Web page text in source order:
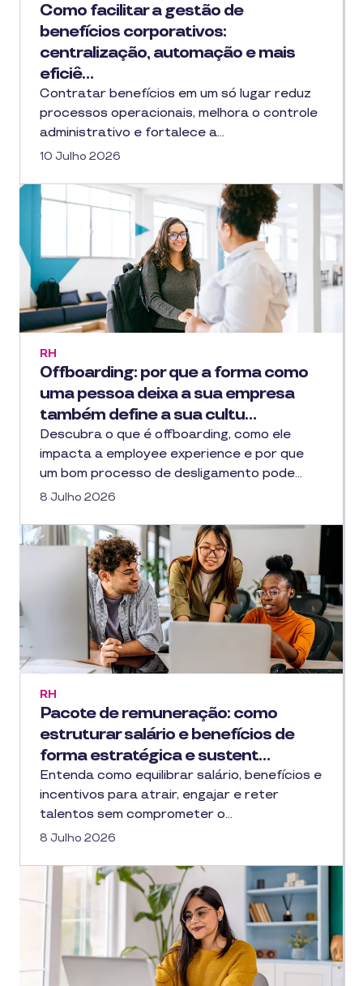
Como facilitar a gestão de
benefícios corporativos:
centralização, automação e mais
eficiê…
Contratar benefícios em um só lugar reduz
processos operacionais, melhora o controle
administrativo e fortalece a…
10 Julho 2026
Offboarding: por que a forma como
uma pessoa deixa a sua empresa
também define a sua cultu…
RH
Descubra o que é offboarding, como ele
impacta a employee experience e por que
um bom processo de desligamento pode…
8 Julho 2026
Pacote de remuneração: como
estruturar salário e benefícios de
forma estratégica e sustent…
RH
Entenda como equilibrar salário, benefícios e
incentivos para atrair, engajar e reter
talentos sem comprometer o…
8 Julho 2026